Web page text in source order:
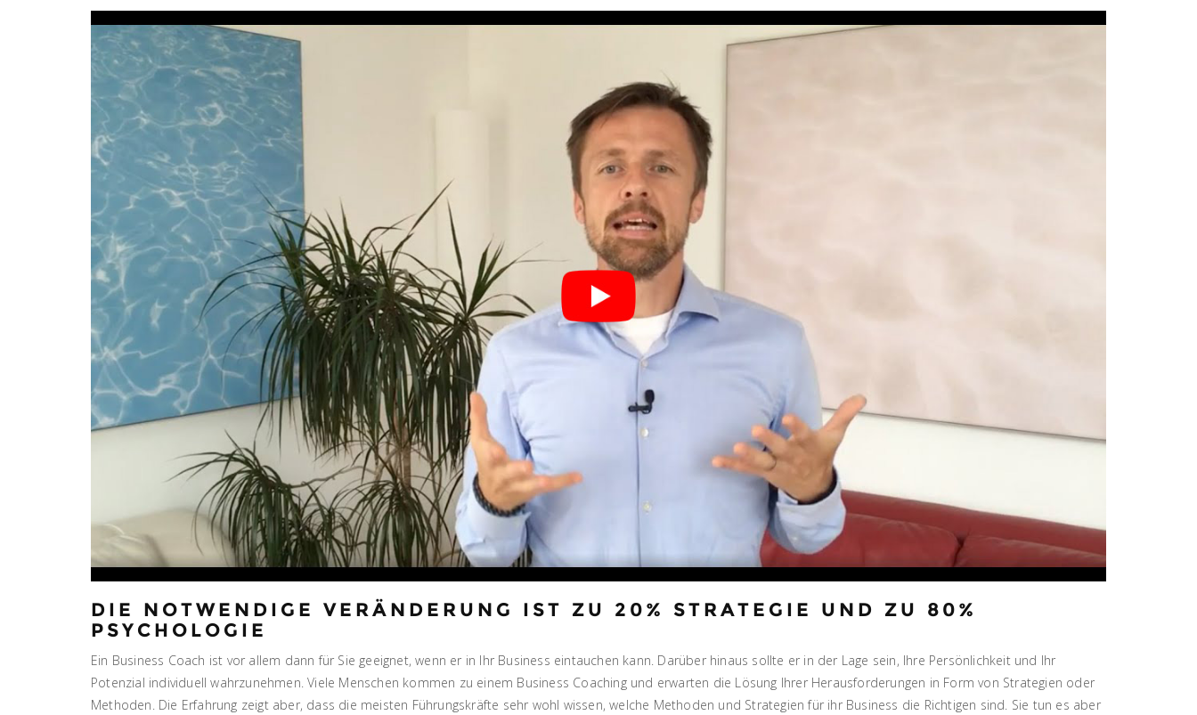
DIE NOTWENDIGE VERÄNDERUNG IST ZU 20% STRATEGIE UND ZU 80%
PSYCHOLOGIE
Ein Business Coach ist vor allem dann für Sie geeignet, wenn er in Ihr Business eintauchen kann. Darüber hinaus sollte er in der Lage sein, Ihre Persönlichkeit und Ihr
Potenzial individuell wahrzunehmen. Viele Menschen kommen zu einem Business Coaching und erwarten die Lösung Ihrer Herausforderungen in Form von Strategien oder
Methoden. Die Erfahrung zeigt aber, dass die meisten Führungskräfte sehr wohl wissen, welche Methoden und Strategien für ihr Business die Richtigen sind. Sie tun es aber